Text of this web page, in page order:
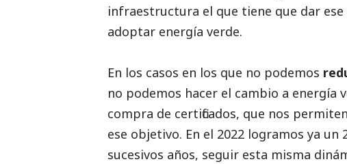
infraestructura el que tiene que dar
adoptar energía verde.
En los casos en los que no podemos
no podemos hacer el cambio a energía
compra de certificados, que nos
ese objetivo. En el 2022 logramos ya
sucesivos años, seguir esta misma